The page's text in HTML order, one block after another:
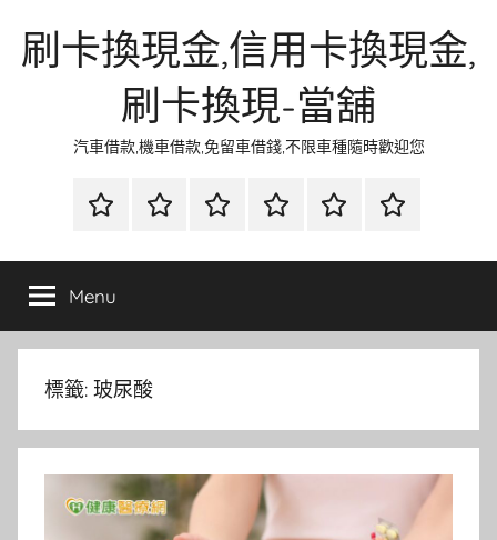
刷卡換現金,信用卡換現金,
刷卡換現-當舖
汽車借款,機車借款,免留車借錢,不限車種隨時歡迎您
首
當
金
網
資
流
時
環
清
聯
徵
Menu
標籤: 玻尿酸